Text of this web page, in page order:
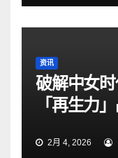
资讯
破解中女
「再生力
2月 4, 2026